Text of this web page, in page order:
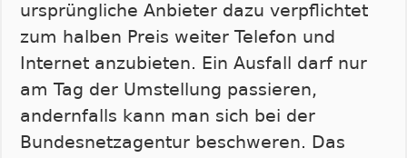
ursprüngliche Anbieter dazu verpflichtet
zum halben Preis weiter Telefon und
Internet anzubieten. Ein Ausfall darf nur
am Tag der Umstellung passieren,
andernfalls kann man sich bei der
Bundesnetzagentur beschweren. Das